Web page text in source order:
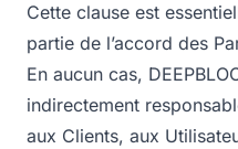
Cette clause est
partie de l’accord des
En aucun cas,
indirectement
aux Clients, aux